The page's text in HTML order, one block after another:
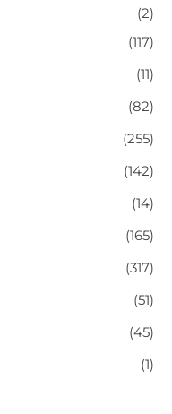
(2)
(117)
(11)
(82)
(255)
(142)
(14)
(165)
(317)
(51)
(45)
(1)